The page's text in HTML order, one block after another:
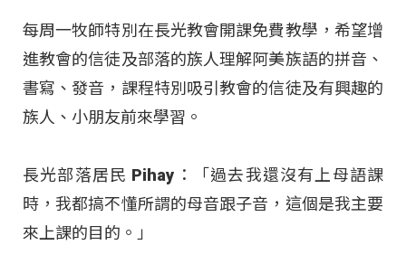
每周一牧師特別在長光教會開課免費教學，希望增
進教會的信徒及部落的族人理解阿美族語的拼音、
書寫、發音，課程特別吸引教會的信徒及有興趣的
族人、小朋友前來學習。
長光部落居民 Pihay：「過去我還沒有上母語課
時，我都搞不懂所謂的母音跟子音，這個是我主要
來上課的目的。」